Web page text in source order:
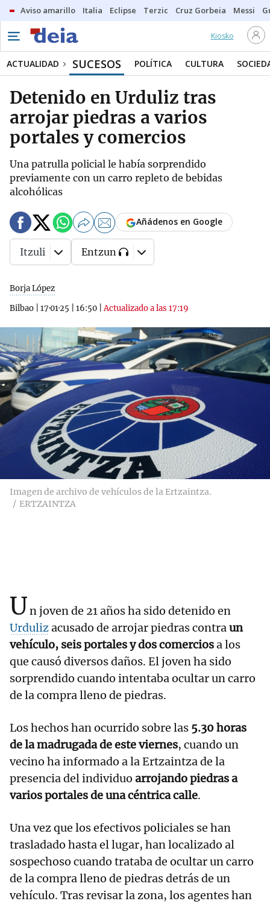
Aviso amarillo Italia Eclipse Terzic Cruz Gorbeia Messi
Kiosko
ACTUALIDAD SUCESOS POLÍTICA CULTURA
Detenido en Urduliz tras
arrojar piedras a varios
portales y comercios
Una patrulla policial le había sorprendido
previamente con un carro repleto de bebidas
alcohólicas
Borja López
Bilbao
17·01·25 16:50 |Actualizado a las 17:19
Añádenos en Google
Itzuli Entzun
Imagen de archivo de vehículos de la Ertzaintza.
ERTZAINTZA
Un joven de 21 años ha sido detenido en
Urdulizacusado de arrojar piedras contraun
vehículo, seis portales y dos comerciosa los
que causó diversos daños. El joven ha sido
sorprendido cuando intentaba ocultar un carro
de la compra lleno de piedras.
Los hechos han ocurrido sobre las 5.30 horas
de la madrugada de este viernes, cuando un
vecino ha informado a la Ertzaintza de la
presencia del individuo arrojando piedras a
varios portales de una céntrica calle.
Una vez que los efectivos policiales se han
trasladado hasta el lugar, han localizado al
sospechoso cuando trataba de ocultar un carro
de la compra lleno de piedras detrás de un
vehículo. Tras revisar la zona, los agentes han